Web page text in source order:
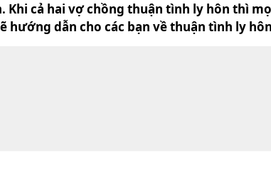
cả hai vợ chồng thuận tình ly hôn thì
hướng dẫn cho các bạn về thuận tình ly